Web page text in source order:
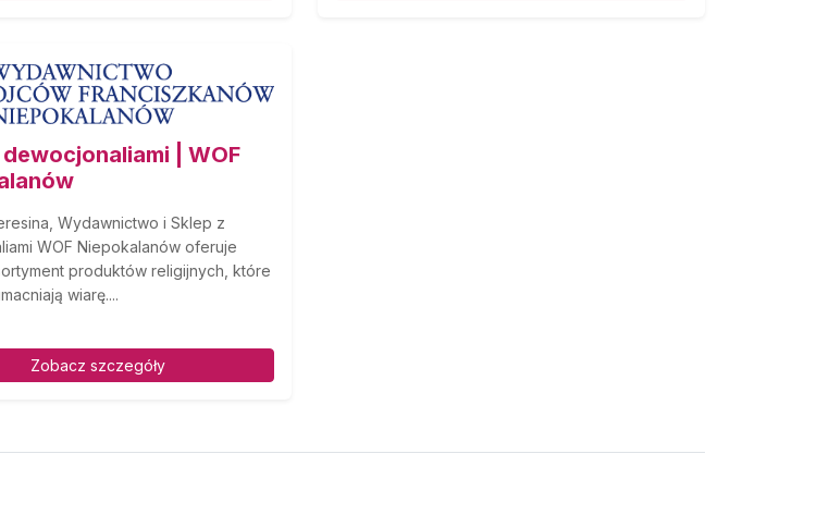
| WOF
Wydawnictwo i Sklep z
WOF Niepokalanów oferuje
produktów religijnych, które
wiarę....
Zobacz szczegóły